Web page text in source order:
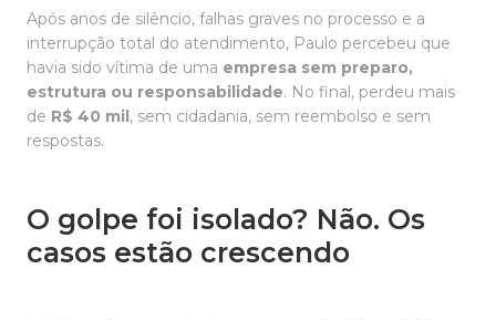
Após anos de silêncio, falhas graves no processo e a
interrupção total do atendimento, Paulo percebeu que
havia sido vítima de uma empresa sem preparo,
estrutura ou responsabilidade. No final, perdeu mais
de R$ 40 mil, sem cidadania, sem reembolso e sem
respostas.
O golpe foi isolado? Não. Os
casos estão crescendo